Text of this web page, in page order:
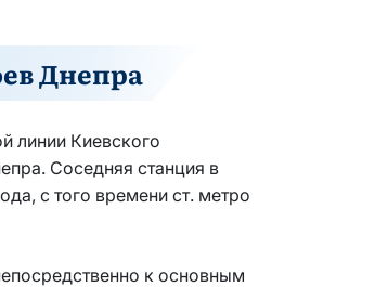
Днепра
линии Киевского
Соседняя станция в
с того времени ст. метро
к основным